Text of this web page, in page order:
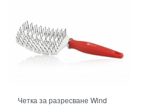
Четка за разресване Wind